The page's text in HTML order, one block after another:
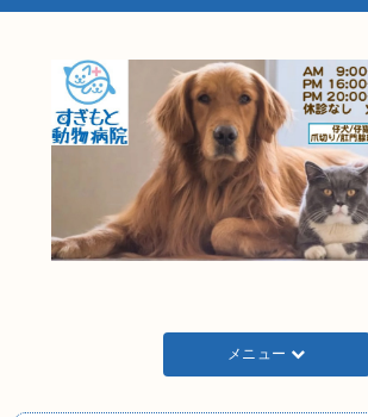
メニュー